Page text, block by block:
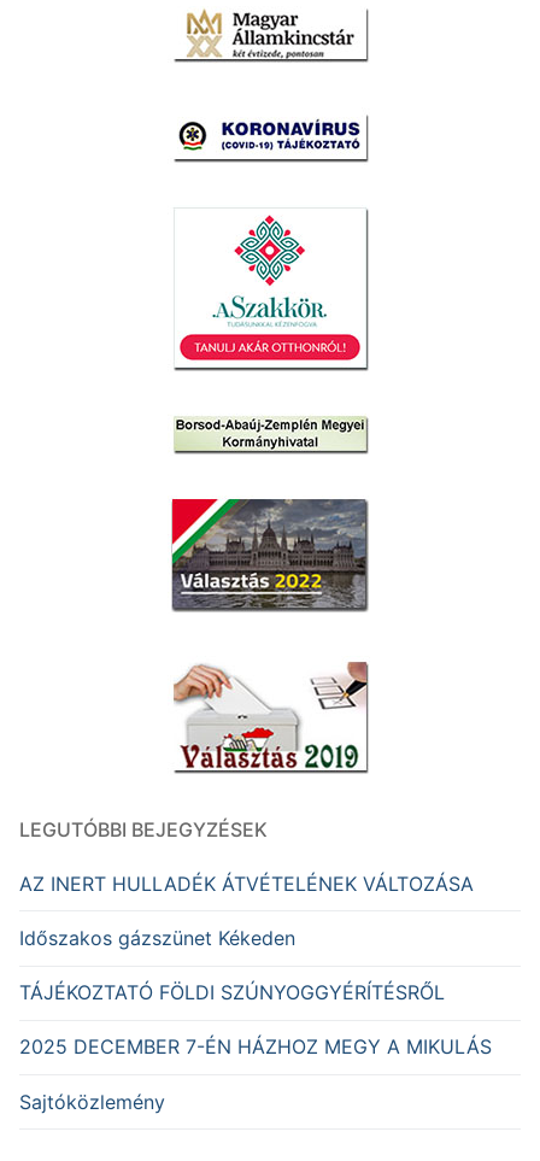
LEGUTÓBBI BEJEGYZÉSEK
AZ INERT HULLADÉK ÁTVÉTELÉNEK VÁLTOZÁSA
Időszakos gázszünet Kékeden
TÁJÉKOZTATÓ FÖLDI SZÚNYOGGYÉRÍTÉSRŐL
2025 DECEMBER 7-ÉN HÁZHOZ MEGY A MIKULÁS
Sajtóközlemény